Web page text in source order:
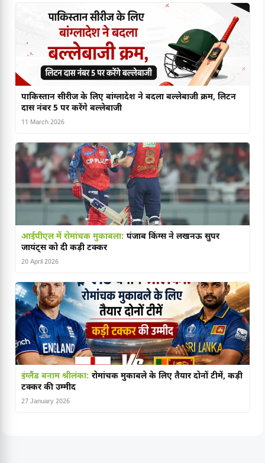
पाकिस्तान सीरीज के लिए बांग्लादेश ने बदला बल्लेबाजी क्रम, लिटन
दास नंबर 5 पर करेंगे बल्लेबाजी
11 March 2026
आईपीएल में रोमांचक मुकाबला: पंजाब किंग्स ने लखनऊ सुपर
जायंट्स को दी कड़ी टक्कर
20 April 2026
इंग्लैंड बनाम श्रीलंका: रोमांचक मुकाबले के लिए तैयार दोनों टीमें, कड़ी
टक्कर की उम्मीद
27 January 2026